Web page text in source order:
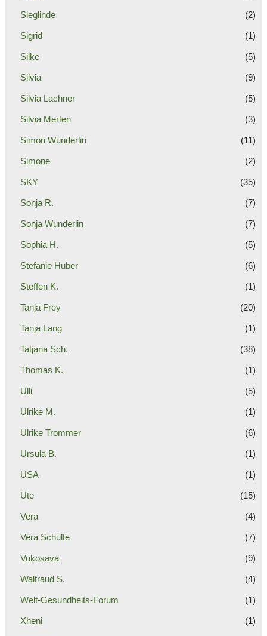
Sieglinde (2)
Sigrid (1)
Silke (5)
Silvia (9)
Silvia Lachner (5)
Silvia Merten (3)
Simon Wunderlin (11)
Simone (2)
SKY (35)
Sonja R. (7)
Sonja Wunderlin (7)
Sophia H. (5)
Stefanie Huber (6)
Steffen K. (1)
Tanja Frey (20)
Tanja Lang (1)
Tatjana Sch. (38)
Thomas K. (1)
Ulli (5)
Ulrike M. (1)
Ulrike Trommer (6)
Ursula B. (1)
USA (1)
Ute (15)
Vera (4)
Vera Schulte (7)
Vukosava (9)
Waltraud S. (4)
Welt-Gesundheits-Forum (1)
Xheni (1)